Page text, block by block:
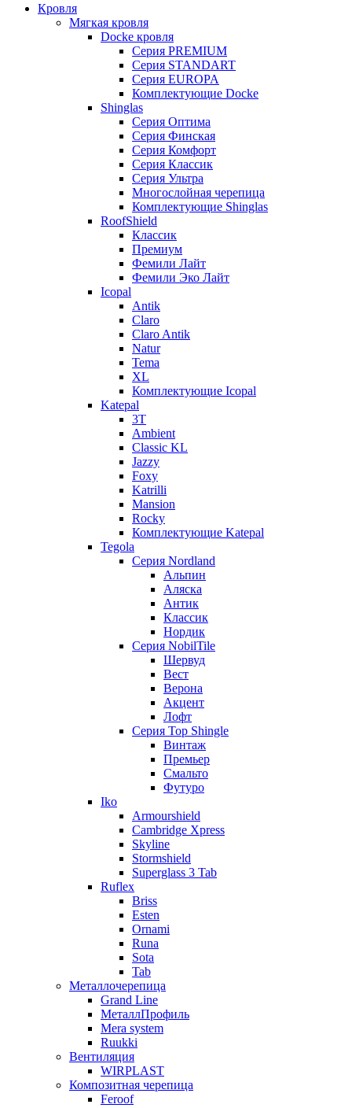
Кровля
Мягкая кровля
Docke кровля
Серия PREMIUM
Серия STANDART
Серия EUROPA
Комплектующие Docke
Shinglas
Серия Оптима
Серия Финская
Серия Комфорт
Серия Классик
Серия Ультра
Многослойная черепица
Комплектующие Shinglas
RoofShield
Классик
Премиум
Фемили Лайт
Фемили Эко Лайт
Icopal
Antik
Claro
Claro Antik
Natur
Tema
XL
Комплектующие Icopal
Katepal
3T
Ambient
Classic KL
Jazzy
Foxy
Katrilli
Mansion
Rocky
Комплектующие Katepal
Tegola
Серия Nordland
Альпин
Аляска
Антик
Классик
Нордик
Серия NobilTile
Шервуд
Вест
Верона
Акцент
Лофт
Серия Top Shingle
Винтаж
Премьер
Смальто
Футуро
Iko
Armourshield
Cambridge Xpress
Skyline
Stormshield
Superglass 3 Tab
Ruflex
Briss
Esten
Ornami
Runa
Sota
Tab
Металлочерепица
Grand Line
МеталлПрофиль
Mera system
Ruukki
Вентиляция
WIRPLAST
Композитная черепица
Feroof